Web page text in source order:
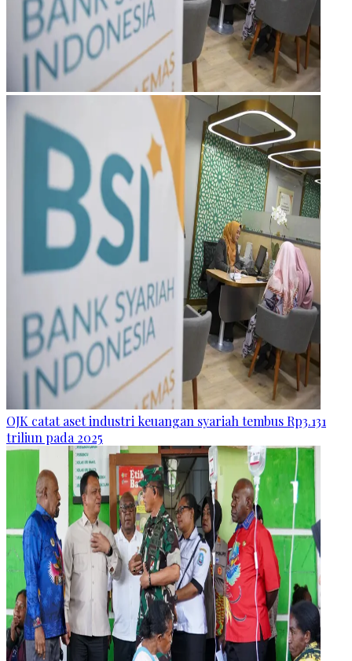
OJK catat aset industri keuangan syariah tembus Rp3.131
triliun pada 2025